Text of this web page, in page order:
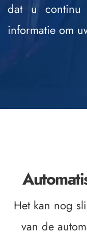
dat u continu
informatie om
Het kan nog
van de